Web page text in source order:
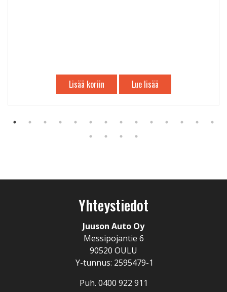
Lisää koriin Lue lisää
Yhteystiedot
Juuson Auto Oy
Messipojantie 6
90520 OULU
Y-tunnus: 2595479-1
Puh. 0400 922 911